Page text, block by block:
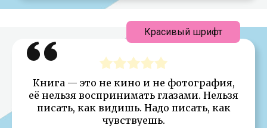
Книга — это не кино и не фотография,
её нельзя воспринимать глазами. Нельзя
писать, как видишь. Надо писать, как
чувствуешь.
Красивый шрифт